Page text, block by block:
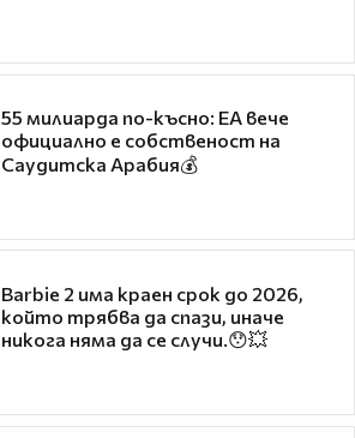
55 милиарда по-късно: EA вече
официално е собственост на
Саудитска Арабия💰
Barbie 2 има краен срок до 2026,
който трябва да спази, иначе
никога няма да се случи.😯💥